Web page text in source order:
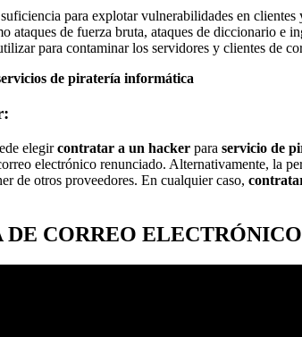
para explotar vulnerabilidades en
ataques de fuerza bruta, ataques de diccionario e
para contaminar los servidores y clientes de
de piratería informática
elegircontratar a un hacker para servicio de
electrónico renunciado. Alternativamente, la
de otros proveedores. En cualquier caso,
DE CORREO ELECTRÓNICO